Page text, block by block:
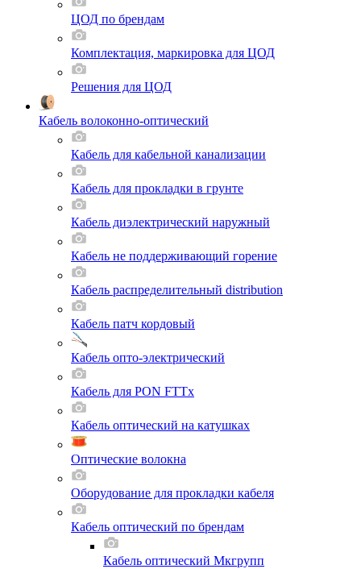
ЦОД по брендам
Комплектация, маркировка для ЦОД
Решения для ЦОД
Кабель волоконно-оптический
Кабель для кабельной канализации
Кабель для прокладки в грунте
Кабель диэлектрический наружный
Кабель не поддерживающий горение
Кабель распределительный distribution
Кабель патч кордовый
Кабель опто-электрический
Кабель для PON FTTx
Кабель оптический на катушках
Оптические волокна
Оборудование для прокладки кабеля
Кабель оптический по брендам
Кабель оптический Мкгрупп